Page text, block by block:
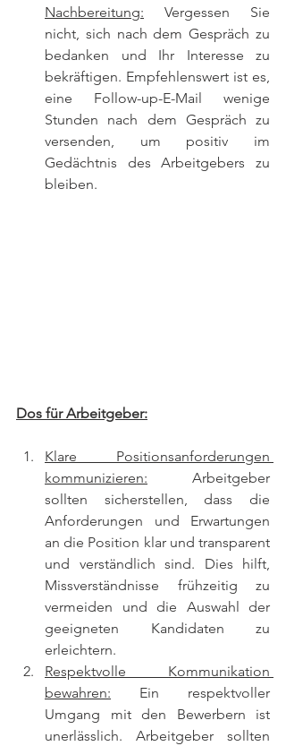
Nachbereitung: Vergessen Sie
nicht, sich nach dem Gespräch zu
bedanken und Ihr Interesse zu
bekräftigen. Empfehlenswert ist es,
eine Follow-up-E-Mail wenige
Stunden nach dem Gespräch zu
versenden, um positiv im
Gedächtnis des Arbeitgebers zu
bleiben.
Dos für Arbeitgeber:
Klare Positionsanforderungen
kommunizieren: Arbeitgeber
sollten sicherstellen, dass die
Anforderungen und Erwartungen
an die Position klar und transparent
und verständlich sind. Dies hilft,
Missverständnisse frühzeitig zu
vermeiden und die Auswahl der
geeigneten Kandidaten zu
erleichtern.
Respektvolle Kommunikation
bewahren: Ein respektvoller
Umgang mit den Bewerbern ist
unerlässlich. Arbeitgeber sollten